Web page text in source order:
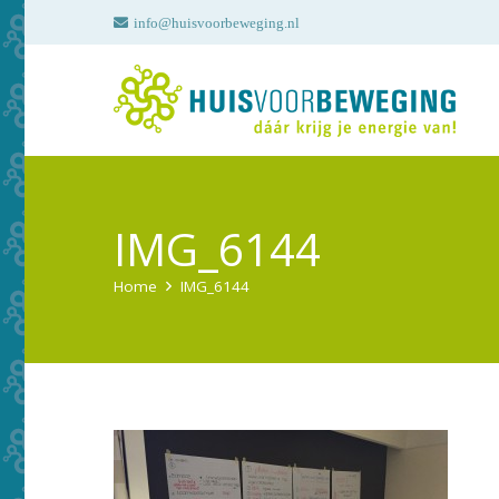
info@huisvoorbeweging.nl
IMG_6144
Home IMG_6144